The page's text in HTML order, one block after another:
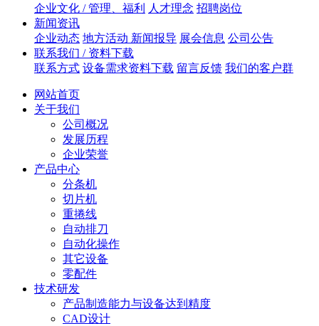
企业文化 / 管理、福利
人才理念 招聘岗位
新闻资讯
企业动态 地方活动 新闻报导 展会信息 公司公告
联系我们 / 资料下载
联系方式 设备需求资料下载 留言反馈 我们的客户群
网站首页
关于我们
公司概况
发展历程
企业荣誉
产品中心
分条机
切片机
重捲线
自动排刀
自动化操作
其它设备
零配件
技术研发
产品制造能力与设备达到精度
CAD设计